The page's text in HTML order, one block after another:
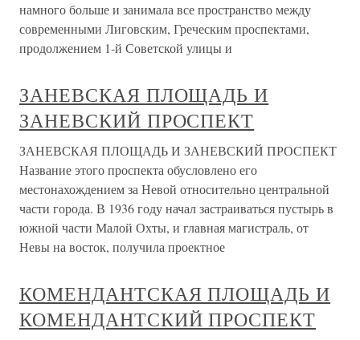
намного больше и занимала все пространство между
современными Лиговским, Греческим проспектами,
продолжением 1-й Советской улицы и
ЗАНЕВСКАЯ ПЛОЩАДЬ И
ЗАНЕВСКИЙ ПРОСПЕКТ
ЗАНЕВСКАЯ ПЛОЩАДЬ И ЗАНЕВСКИЙ ПРОСПЕКТ
Название этого проспекта обусловлено его
местонахождением за Невой относительно центральной
части города. В 1936 году начал застраиваться пустырь в
южной части Малой Охты, и главная магистраль, от
Невы на восток, получила проектное
КОМЕНДАНТСКАЯ ПЛОЩАДЬ И
КОМЕНДАНТСКИЙ ПРОСПЕКТ